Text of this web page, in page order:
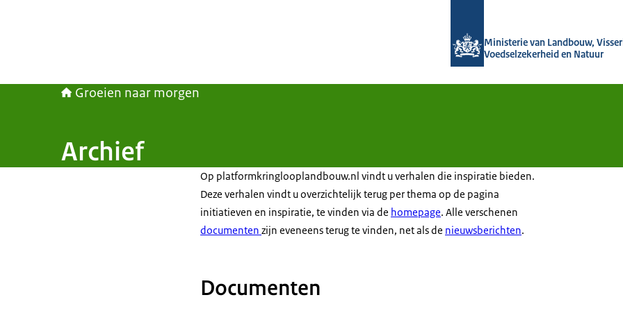
Ministerie van Landbouw,
Voedselzekerheid en Natuur
Groeien naar morgen
Archief
Op platformkringlooplandbouw.nl vindt u verhalen die inspiratie bieden.
Deze verhalen vindt u overzichtelijk terug per thema op de pagina
initiatieven en inspiratie, te vinden via de homepage. Alle verschenen
documenten zijn eveneens terug te vinden, net als de nieuwsberichten.
Documenten